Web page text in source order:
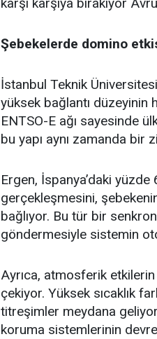
karşı karşıya bırakıyor
Şebekelerde domino
İstanbul Teknik
yüksek bağlantı düzeyinin
ENTSO-E ağı sayesinde
bu yapı aynı zamanda bir
Ergen, İspanya’daki yüzde
gerçekleşmesini,
bağlıyor. Bu tür bir
göndermesiyle sistemin
Ayrıca, atmosferik
çekiyor. Yüksek sıcaklık
titreşimler meydana
koruma sistemlerinin